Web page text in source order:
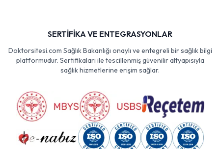
SERTİFİKA VE ENTEGRASYONLAR
Doktorsitesi.com Sağlık Bakanlığı onaylı ve entegreli bir sağlık bilgi
platformudur. Sertifikaları ile tescillenmiş güvenilir altyapısıyla
sağlık hizmetlerine erişim sağlar.